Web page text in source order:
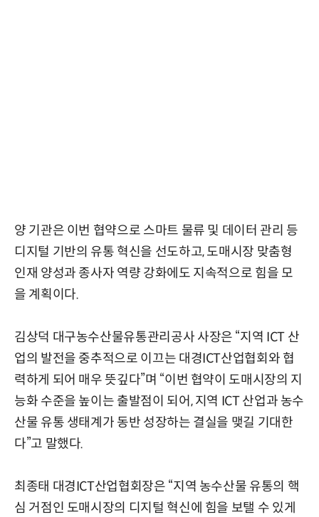
양 기관은 이번 협약으로 스마트 물류 및 데이터 관리 등
디지털 기반의 유통 혁신을 선도하고, 도매시장 맞춤형
인재 양성과 종사자 역량 강화에도 지속적으로 힘을 모
을 계획이다.
김상덕 대구농수산물유통관리공사 사장은 “지역 ICT 산
업의 발전을 중추적으로 이끄는 대경ICT산업협회와 협
력하게 되어 매우 뜻깊다”며 “이번 협약이 도매시장의 지
능화 수준을 높이는 출발점이 되어, 지역 ICT 산업과 농수
산물 유통 생태계가 동반 성장하는 결실을 맺길 기대한
다”고 말했다.
최종태 대경ICT산업협회장은 “지역 농수산물 유통의 핵
심 거점인 도매시장의 디지털 혁신에 힘을 보탤 수 있게